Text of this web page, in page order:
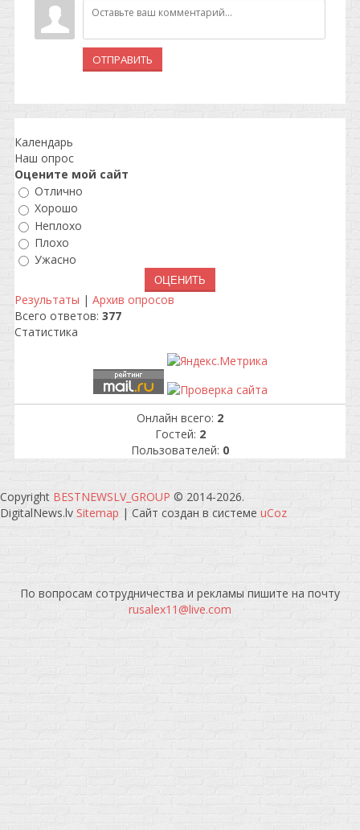
ОТПРАВИТЬ
Календарь
Наш опрос
Оцените мой сайт
Отлично
Хорошо
Неплохо
Плохо
Ужасно
Результаты | Архив опросов
Всего ответов: 377
Статистика
Онлайн всего: 2
Гостей: 2
Пользователей: 0
Copyright BESTNEWSLV_GROUP © 2014-2026.
DigitalNews.lv Sitemap | Сайт создан в системе uCoz
По вопросам сотрудничества и рекламы пишите на почту
rusalex11@live.com